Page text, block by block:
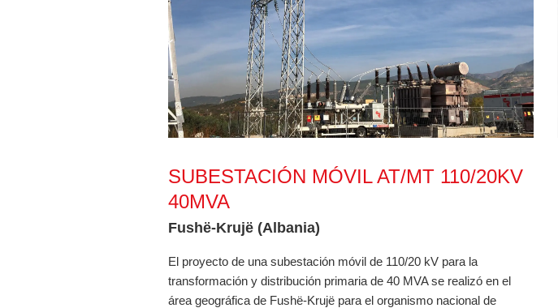
SUBESTACIÓN MÓVIL AT/MT 110/20KV
40MVA
Fushë-Krujë (Albania)
El proyecto de una subestación móvil de 110/20 kV para la
transformación y distribución primaria de 40 MVA se realizó en el
área geográfica de Fushë-Krujë para el organismo nacional de